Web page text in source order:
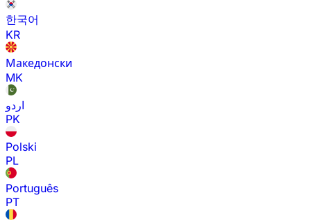
한국어
KR
Македонски
MK
اردو
PK
Polski
PL
Português
PT